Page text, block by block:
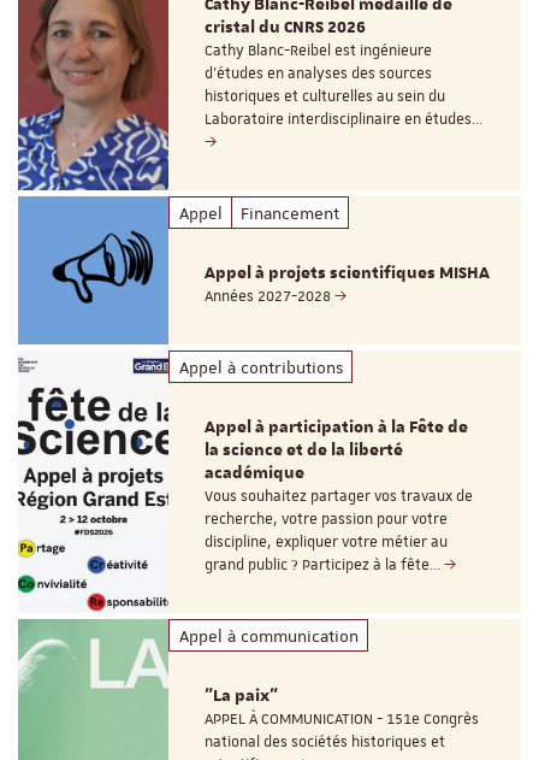
Cathy Blanc-Reibel médaille de
cristal du CNRS 2026
Cathy Blanc-Reibel est ingénieure
d’études en analyses des sources
historiques et culturelles au sein du
Laboratoire interdisciplinaire en études…
Appel Financement
Appel à projets scientifiques MISHA
Années 2027-2028
Appel à contributions
Appel à participation à la Fête de
la science et de la liberté
académique
Vous souhaitez partager vos travaux de
recherche, votre passion pour votre
discipline, expliquer votre métier au
grand public ? Participez à la fête…
Appel à communication
"La paix"
APPEL À COMMUNICATION - 151e Congrès
national des sociétés historiques et